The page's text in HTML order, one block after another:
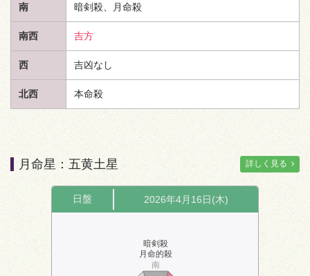
南 暗剣殺、月命殺
南西 吉方
西 吉凶なし
北西 本命殺
月命星：五黄土星 詳しく見る
日盤 2026年4月16日(木)
暗剣殺
月命的殺
南